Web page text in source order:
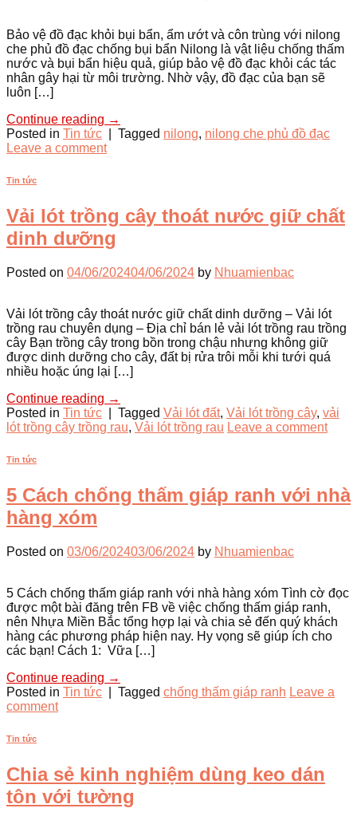
Bảo vệ đồ đạc khỏi bụi bẩn, ẩm ướt và côn trùng với nilong
che phủ đồ đạc chống bụi bẩn Nilong là vật liệu chống thấm
nước và bụi bẩn hiệu quả, giúp bảo vệ đồ đạc khỏi các tác
nhân gây hại từ môi trường. Nhờ vậy, đồ đạc của bạn sẽ
luôn […]
Continue reading →
Posted in Tin tức Tagged nilong, nilong che phủ đồ đạc
Leave a comment
Tin tức
Vải lót trồng cây thoát nước giữ chất
dinh dưỡng
Posted on 04/06/202404/06/2024 by Nhuamienbac
Vải lót trồng cây thoát nước giữ chất dinh dưỡng – Vải lót
trồng rau chuyên dụng – Địa chỉ bán lẻ vải lót trồng rau trồng
cây Bạn trồng cây trong bồn trong chậu nhưng không giữ
được dinh dưỡng cho cây, đất bị rửa trôi mỗi khi tưới quá
nhiều hoặc úng lại […]
Continue reading →
Posted in Tin tức Tagged Vải lót đất, Vải lót trồng cây, vải
lót trồng cây trồng rau, Vải lót trồng rau Leave a comment
Tin tức
5 Cách chống thấm giáp ranh với nhà
hàng xóm
Posted on 03/06/202403/06/2024 by Nhuamienbac
5 Cách chống thấm giáp ranh với nhà hàng xóm Tình cờ đọc
được một bài đăng trên FB về việc chống thấm giáp ranh,
nên Nhựa Miền Bắc tổng hợp lại và chia sẻ đến quý khách
hàng các phương pháp hiện nay. Hy vọng sẽ giúp ích cho
các bạn! Cách 1: Vữa […]
Continue reading →
Posted in Tin tức Tagged chống thấm giáp ranh Leave a
comment
Tin tức
Chia sẻ kinh nghiệm dùng keo dán
tôn với tường